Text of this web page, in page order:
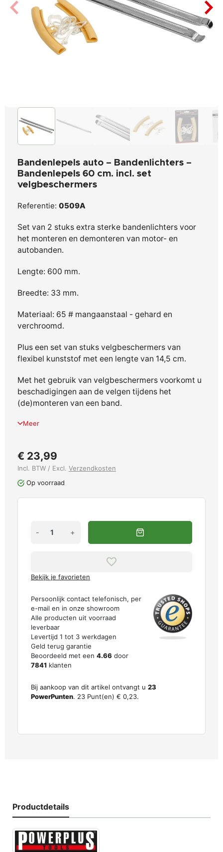
Bandenlepels auto – Bandenlichters –
Bandenlepels 60 cm. incl. set
velgbeschermers
Referentie: 0509A
Set van 2 stuks extra sterke bandenlichters voor
het monteren en demonteren van motor- en
autobanden.
Lengte: 600 mm.
Breedte: 33 mm.
Materiaal: 65 # mangaanstaal - gehard en
verchroomd.
Plus een set van stuks velgbeschermers van
flexibel kunststof met een lengte van 14,5 cm.
Met het gebruik van velgbeschermers voorkomt u
beschadigingen aan de velgen tijdens het
(de)monteren van een band.
Meer
€ 23,99
Incl. BTW / Excl. Verzendkosten
Op voorraad
- +
Bekijk je favorieten
Persoonlijk contact telefonisch, per
e-mail en in onze showroom
Alle producten uit voorraad
leverbaar
Levertijd 1 tot 3 werkdagen
Geld terug garantie
Beoordeeld met een 4.66 door
7841 klanten
Bij aankoop van dit artikel ontvangt u 23
PowerPunten. 23 Punt(en) € 0,23.
Productdetails